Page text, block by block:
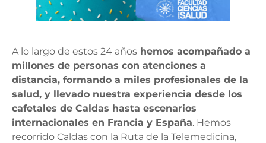
A lo largo de estos 24 años hemos acompañado a
millones de personas con atenciones a
distancia, formando a miles profesionales de la
salud, y llevado nuestra experiencia desde los
cafetales de Caldas hasta escenarios
internacionales en Francia y España. Hemos
recorrido Caldas con la Ruta de la Telemedicina,